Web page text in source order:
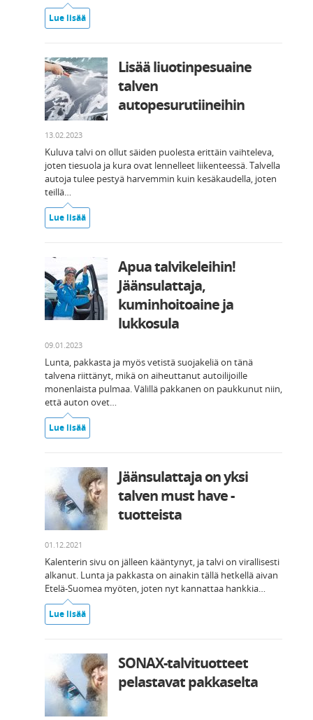
Lue lisää
Lisää liuotinpesuaine
talven
autopesurutiineihin
13.02.2023
Kuluva talvi on ollut säiden puolesta erittäin vaihteleva,
joten tiesuola ja kura ovat lennelleet liikenteessä. Talvella
autoja tulee pestyä harvemmin kuin kesäkaudella, joten
teillä…
Lue lisää
Apua talvikeleihin!
Jäänsulattaja,
kuminhoitoaine ja
lukkosula
09.01.2023
Lunta, pakkasta ja myös vetistä suojakeliä on tänä
talvena riittänyt, mikä on aiheuttanut autoilijoille
monenlaista pulmaa. Välillä pakkanen on paukkunut niin,
että auton ovet…
Lue lisää
Jäänsulattaja on yksi
talven must have -
tuotteista
01.12.2021
Kalenterin sivu on jälleen kääntynyt, ja talvi on virallisesti
alkanut. Lunta ja pakkasta on ainakin tällä hetkellä aivan
Etelä-Suomea myöten, joten nyt kannattaa hankkia…
Lue lisää
SONAX-talvituotteet
pelastavat pakkaselta